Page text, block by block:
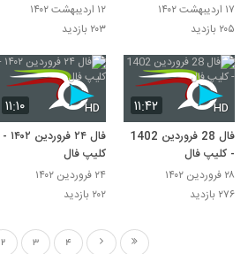
۱۷ اردیبهشت ۱۴۰۲
۲۰۵ بازدید
۱۲ اردیبهشت ۱۴۰۲
۲۰۳ بازدید
۱۱:۴۲ HD
فال 28 فروردین 1402
- کلیپ فال
۲۸ فروردین ۱۴۰۲
۲۷۶ بازدید
۱۱:۱۰ HD
فال ۲۴ فروردین ۱۴۰۲ -
کلیپ فال
۲۴ فروردین ۱۴۰۲
۲۰۲ بازدید
2 3 4